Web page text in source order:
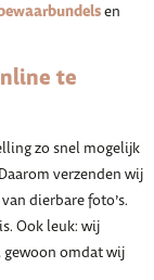
en
te
zo snel mogelijk
verzenden wij
dierbare foto’s.
Ook leuk: wij
gewoon omdat wij